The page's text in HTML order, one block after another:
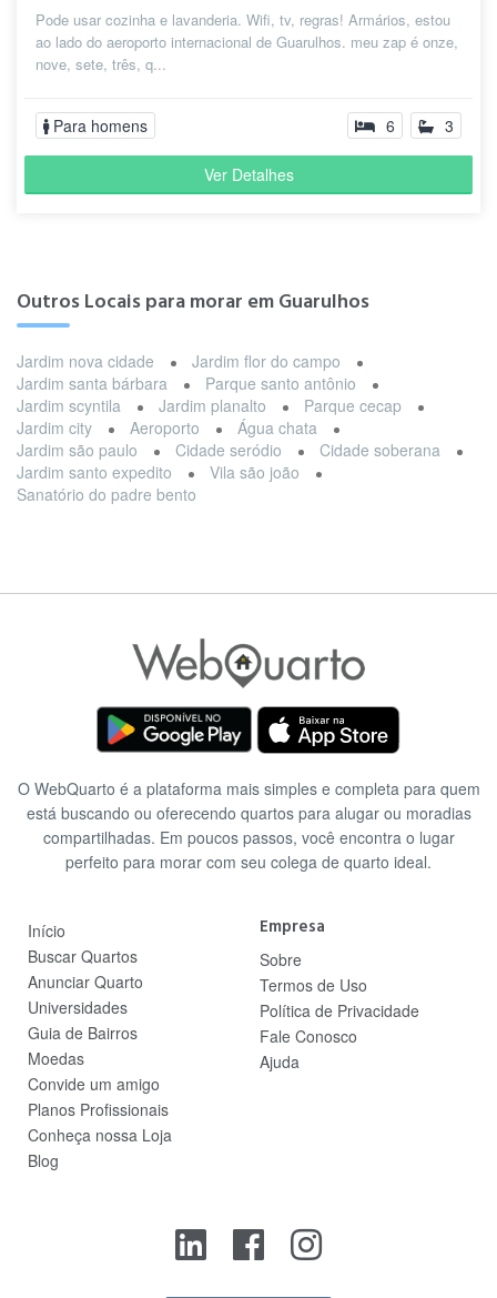
Pode usar cozinha e lavanderia. Wifi, tv, regras! Armários, estou
ao lado do aeroporto internacional de Guarulhos. meu zap é onze,
nove, sete, três, q...
Para homens 6 3
Ver Detalhes
Outros Locais para morar em Guarulhos
Jardim nova cidade
Jardim flor do campo
Jardim santa bárbara
Parque santo antônio
Jardim scyntila
Jardim planalto
Parque cecap
Jardim city
Aeroporto
Água chata
Jardim são paulo
Cidade seródio
Cidade soberana
Jardim santo expedito
Vila são joão
Sanatório do padre bento
O WebQuarto é a plataforma mais simples e completa para quem
está buscando ou oferecendo quartos para alugar ou moradias
compartilhadas. Em poucos passos, você encontra o lugar
perfeito para morar com seu colega de quarto ideal.
Início
Buscar Quartos
Anunciar Quarto
Universidades
Guia de Bairros
Moedas
Convide um amigo
Planos Profissionais
Conheça nossa Loja
Blog
Empresa
Sobre
Termos de Uso
Política de Privacidade
Fale Conosco
Ajuda